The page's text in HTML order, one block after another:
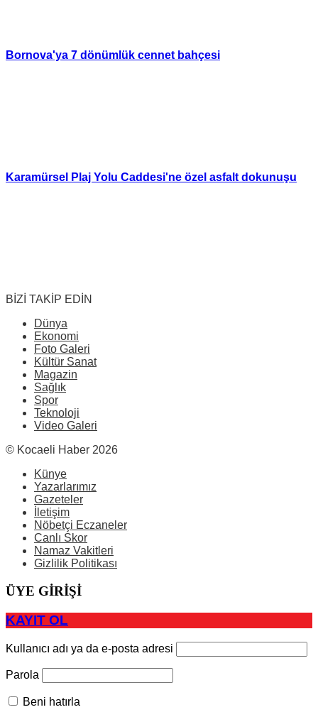
Bornova'ya 7 dönümlük cennet bahçesi
Karamürsel Plaj Yolu Caddesi'ne özel asfalt dokunuşu
BİZİ TAKİP EDİN
Dünya
Ekonomi
Foto Galeri
Kültür Sanat
Magazin
Sağlık
Spor
Teknoloji
Video Galeri
© Kocaeli Haber 2026
Künye
Yazarlarımız
Gazeteler
İletişim
Nöbetçi Eczaneler
Canlı Skor
Namaz Vakitleri
Gizlilik Politikası
ÜYE GİRİŞİ
KAYIT OL
Kullanıcı adı ya da e-posta adresi
Parola
Beni hatırla